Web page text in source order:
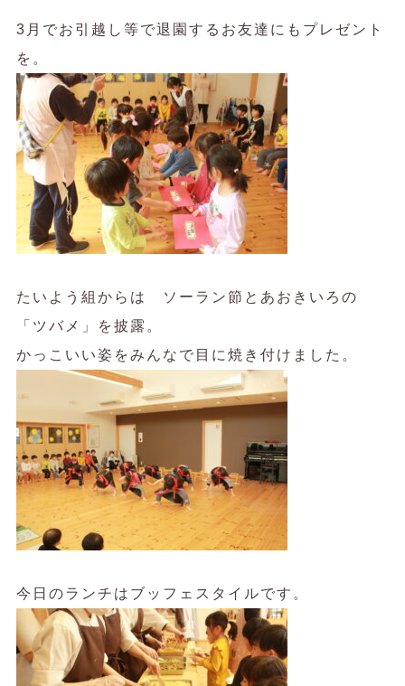
3月でお引越し等で退園するお友達にもプレゼント
を。
たいよう組からは ソーラン節とあおきいろの
「ツバメ」を披露。
かっこいい姿をみんなで目に焼き付けました。
今日のランチはブッフェスタイルです。